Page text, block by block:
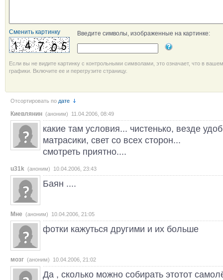
Сменить картинку Введите символы, изображенные на картинке:
Если вы не видите картинку с контрольными символами, это означает, что в
графики. Включите ее и перегрузите страницу.
Отсортировать по дате
Киевлянин (аноним) 11.04.2006, 08:49
какие там условия... чистенько, везде
матрасики, свет со всех сторон...
смотреть приятно....
u31k (аноним) 10.04.2006, 23:43
Баян ....
Мне (аноним) 10.04.2006, 21:05
фотки кажуться другими и их больше
мозг (аноним) 10.04.2006, 21:02
Да , сколько можно собирать этотот